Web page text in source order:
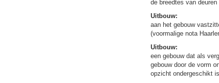
de breedtes van
Uitbouw:
aan het gebouw
(voormalige nota
Uitbouw:
een gebouw dat als
gebouw door de vorm
opzicht ondergeschikt